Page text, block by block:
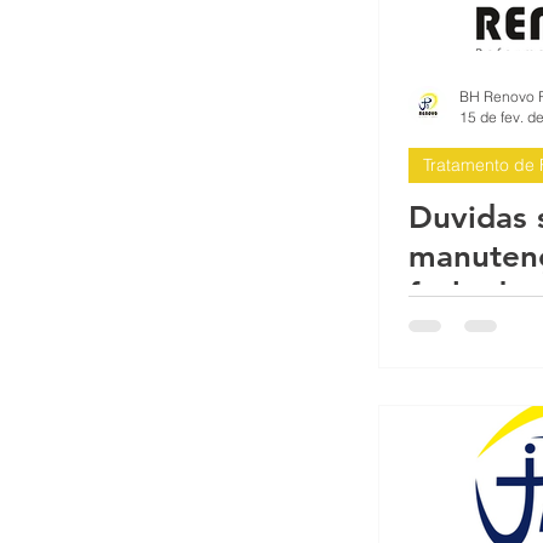
Serviços para condomínios
Impermeabilização antes da
Impermeabilização Fachada Predial
BH Reformas Prediais BH
15 de fev.
Tratamento de
Duvidas
fachadas